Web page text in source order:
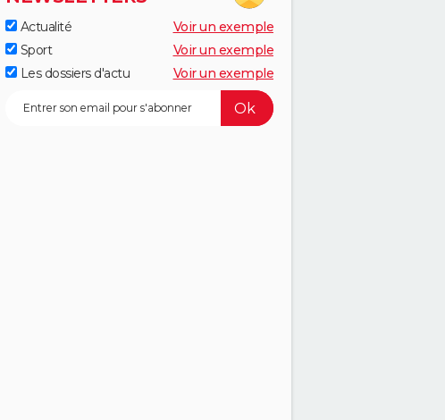
Actualité
Voir un exemple
Sport
Voir un exemple
Les dossiers d'actu
Voir un exemple